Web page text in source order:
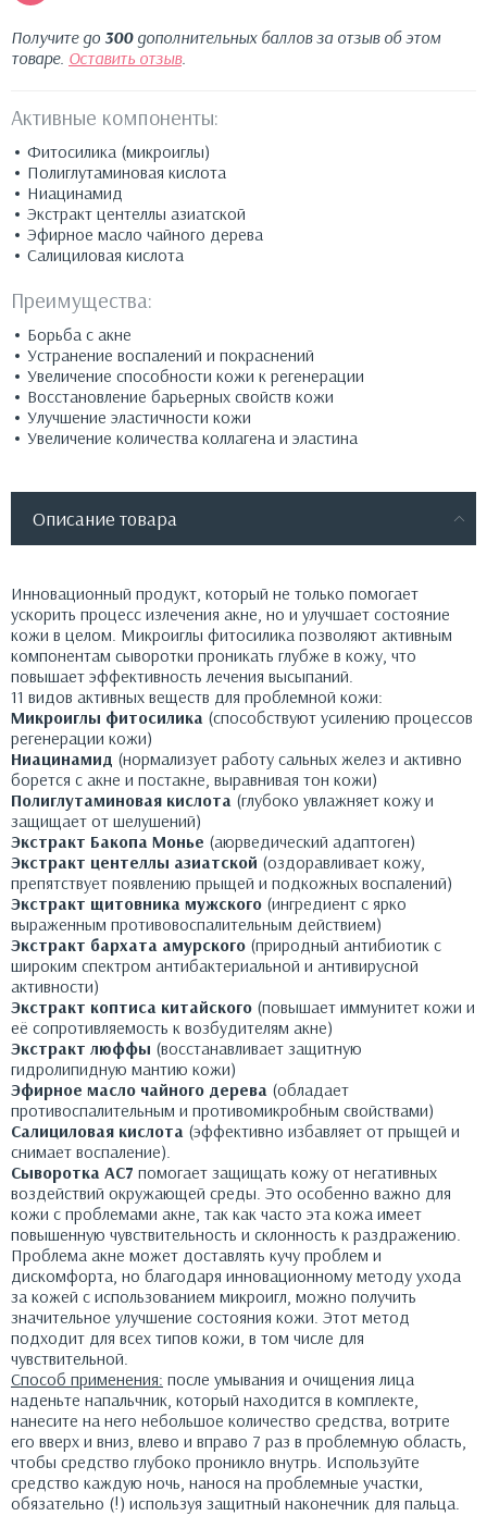
Получите до 300дополнительных баллов за отзыв об этом
товаре. Оставить отзыв.
Активные компоненты:
Фитосилика (микроиглы)
Полиглутаминовая кислота
Ниацинамид
Экстракт центеллы азиатской
Эфирное масло чайного дерева
Салициловая кислота
Преимущества:
Борьба с акне
Устранение воспалений и покраснений
Увеличение способности кожи к регенерации
Восстановление барьерных свойств кожи
Улучшение эластичности кожи
Увеличение количества коллагена и эластина
Описание товара
Инновационный продукт, который не только помогает
ускорить процесс излечения акне, но и улучшает состояние
кожи в целом. Микроиглы фитосилика позволяют активным
компонентам сыворотки проникать глубже в кожу, что
повышает эффективность лечения высыпаний.
11 видов активных веществ для проблемной кожи:
Микроиглы фитосилика (способствуют усилению процессов
регенерации кожи)
Ниацинамид (нормализует работу сальных желез и активно
борется с акне и постакне, выравнивая тон кожи)
Полиглутаминовая кислота (глубоко увлажняет кожу и
защищает от шелушений)
Экстракт Бакопа Монье (аюрведический адаптоген)
Экстракт центеллы азиатской (оздоравливает кожу,
препятствует появлению прыщей и подкожных воспалений)
Экстракт щитовника мужского (ингредиент с ярко
выраженным противовоспалительным действием)
Экстракт бархата амурского (природный антибиотик с
широким спектром антибактериальной и антивирусной
активности)
Экстракт коптиса китайского (повышает иммунитет кожи и
её сопротивляемость к возбудителям акне)
Экстракт люффы (восстанавливает защитную
гидролипидную мантию кожи)
Эфирное масло чайного дерева (обладает
противоспалительным и противомикробным свойствами)
Салициловая кислота (эффективно избавляет от прыщей и
снимает воспаление).
Сыворотка АС7 помогает защищать кожу от негативных
воздействий окружающей среды. Это особенно важно для
кожи с проблемами акне, так как часто эта кожа имеет
повышенную чувствительность и склонность к раздражению.
Проблема акне может доставлять кучу проблем и
дискомфорта, но благодаря инновационному методу ухода
за кожей с использованием микроигл, можно получить
значительное улучшение состояния кожи. Этот метод
подходит для всех типов кожи, в том числе для
чувствительной.
Способ применения: после умывания и очищения лица
наденьте напальчник, который находится в комплекте,
нанесите на него небольшое количество средства, вотрите
его вверх и вниз, влево и вправо 7 раз в проблемную область,
чтобы средство глубоко проникло внутрь. Используйте
средство каждую ночь, нанося на проблемные участки,
обязательно (!) используя защитный наконечник для пальца.